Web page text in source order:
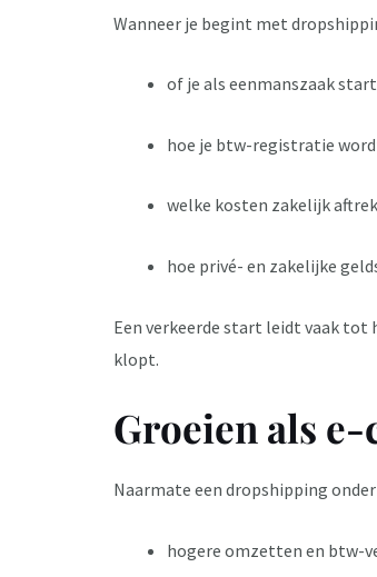
Wanneer je begint met
of je als eenmanszaak
hoe je btw-registratie
welke kosten zakelijk
hoe privé- en zakelijke
Een verkeerde start leidt vaak tot
klopt.
Groeien als
Naarmate een dropshipping
hogere omzetten en btw-